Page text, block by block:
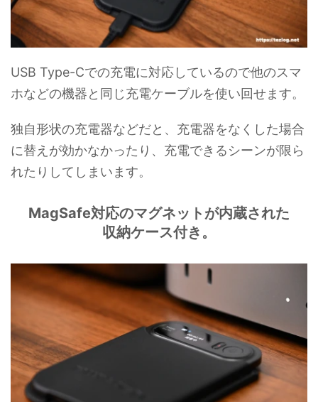
USB Type-Cでの充電に対応しているので他のスマ
ホなどの機器と同じ充電ケーブルを使い回せます。
独自形状の充電器などだと、充電器をなくした場合
に替えが効かなかったり、充電できるシーンが限ら
れたりしてしまいます。
MagSafe対応のマグネットが内蔵された
収納ケース付き。